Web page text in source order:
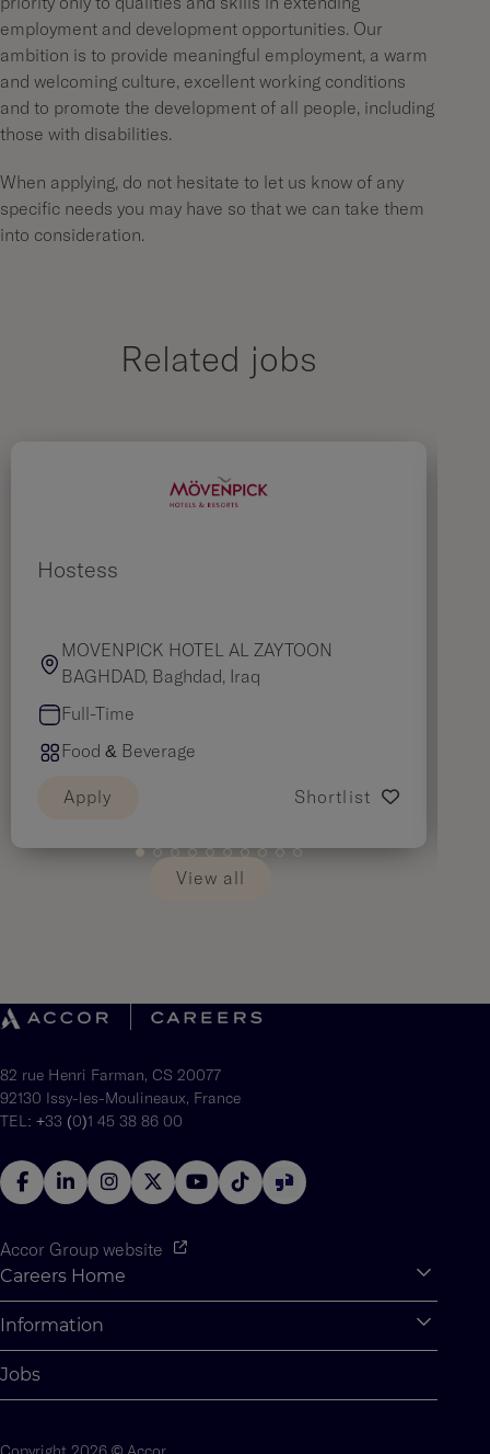
employment and development opportunities. Our
ambition is to provide meaningful employment, a warm
and welcoming culture, excellent working conditions
and to promote the development of all people, including
those with disabilities.
When applying, do not hesitate to let us know of any
specific needs you may have so that we can take them
into consideration.
Related jobs
Hostess
MOVENPICK HOTEL AL ZAYTOON
BAGHDAD, Baghdad, Iraq
Full-Time
Food & Beverage
Apply Shortlist
View all
82 rue Henri Farman, CS 20077
92130 Issy-les-Moulineaux, France
TEL: +33 (0)1 45 38 86 00
Accor Group website
Careers Home
Why Join Accor
Student Opportunities
Information
Cookie Settings
Jobs